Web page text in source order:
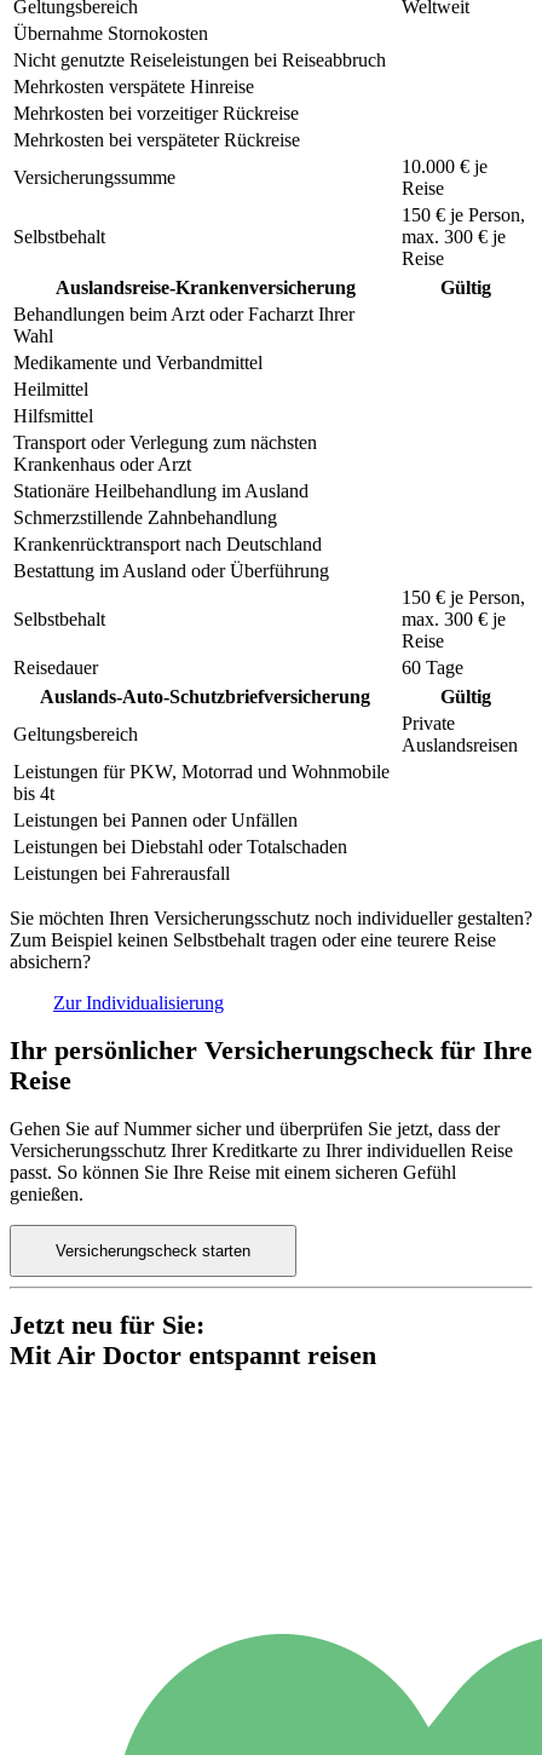
Geltungsbereich
Weltweit
Übernahme Stornokosten
Nicht genutzte Reiseleistungen bei Reiseabbruch
Mehrkosten verspätete Hinreise
Mehrkosten bei vorzeitiger Rückreise
Mehrkosten bei verspäteter Rückreise
Versicherungssumme
10.000 € je
Reise
Selbstbehalt
150 € je Person,
max. 300 € je
Reise
Auslandsreise-Krankenversicherung
Gültig
Behandlungen beim Arzt oder Facharzt Ihrer
Wahl
Medikamente und Verbandmittel
Heilmittel
Hilfsmittel
Transport oder Verlegung zum nächsten
Krankenhaus oder Arzt
Stationäre Heilbehandlung im Ausland
Schmerzstillende Zahnbehandlung
Krankenrücktransport nach Deutschland
Bestattung im Ausland oder Überführung
Selbstbehalt
150 € je Person,
max. 300 € je
Reise
Reisedauer
60 Tage
Auslands-Auto-Schutzbriefversicherung
Gültig
Geltungsbereich
Private
Auslandsreisen
Leistungen für PKW, Motorrad und Wohnmobile
bis 4t
Leistungen bei Pannen oder Unfällen
Leistungen bei Diebstahl oder Totalschaden
Leistungen bei Fahrerausfall
Sie möchten Ihren Versicherungsschutz noch individueller gestalten?
Zum Beispiel keinen Selbstbehalt tragen oder eine teurere Reise
absichern?
Zur Individualisierung
Ihr persönlicher Versicherungscheck für Ihre
Reise
Gehen Sie auf Nummer sicher und überprüfen Sie jetzt, dass der
Versicherungsschutz Ihrer Kreditkarte zu Ihrer individuellen Reise
passt. So können Sie Ihre Reise mit einem sicheren Gefühl
genießen.
Versicherungscheck starten
Jetzt neu für Sie:
Mit Air Doctor entspannt reisen